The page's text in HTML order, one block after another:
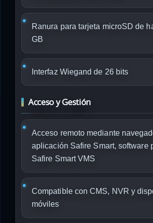
Ranura para tarjeta microSD de
GB
Interfaz Wiegand de 26 bits
Acceso y Gestión
Acceso remoto mediante
aplicación Safire Smart, software
Safire Smart VMS
Compatible con CMS, NVR y
móviles